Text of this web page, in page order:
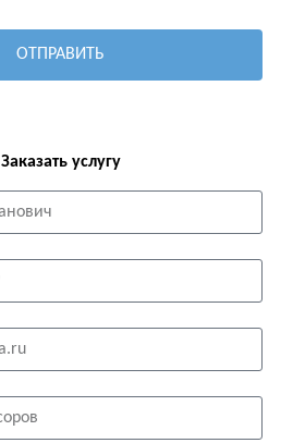
ОТПРАВИТЬ
Заказать услугу